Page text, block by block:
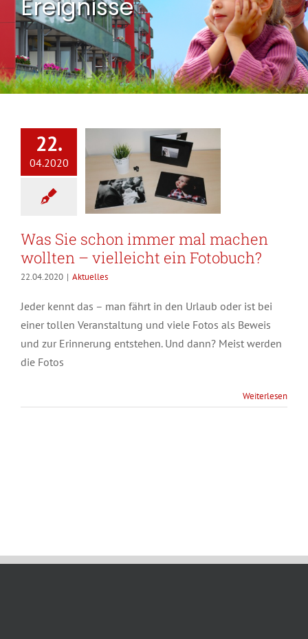
Ereignisse
22.
04.2020
Was Sie schon immer mal machen
wollten – vielleicht ein Fotobuch?
22.04.2020 | Aktuelles
Jeder kennt das – man fährt in den Urlaub oder ist bei
einer tollen Veranstaltung und viele Fotos als Beweis
und zur Erinnerung entstehen. Und dann? Meist werden
die Fotos
Weiterlesen